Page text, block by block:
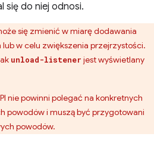
się do niej odnosi.
się zmienić w miarę dodawania
w celu zwiększenia przejrzystości.
unload-listener jest wyświetlany
nie powinni polegać na konkretnych
powodów i muszą być przygotowani
powodów.